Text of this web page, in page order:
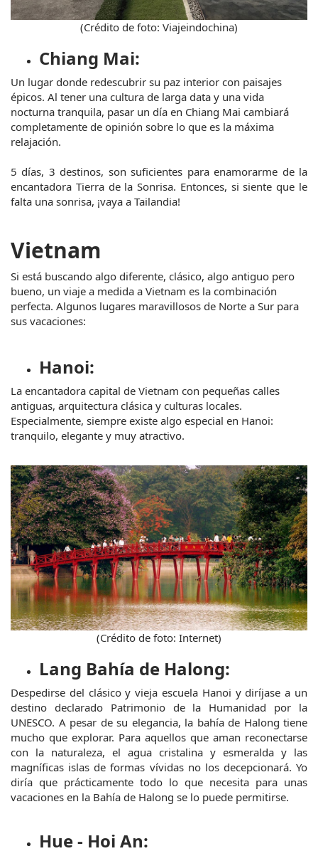
(Crédito de foto: Viajeindochina)
Chiang Mai:
Un lugar donde redescubrir su paz interior con paisajes
épicos. Al tener una cultura de larga data y una vida
nocturna tranquila, pasar un día en Chiang Mai cambiará
completamente de opinión sobre lo que es la máxima
relajación.
5 días, 3 destinos, son suficientes para enamorarme de la
encantadora Tierra de la Sonrisa. Entonces, si siente que le
falta una sonrisa, ¡vaya a Tailandia!
Vietnam
Si está buscando algo diferente, clásico, algo antiguo pero
bueno, un viaje a medida a Vietnam es la combinación
perfecta. Algunos lugares maravillosos de Norte a Sur para
sus vacaciones:
Hanoi:
La encantadora capital de Vietnam con pequeñas calles
antiguas, arquitectura clásica y culturas locales.
Especialmente, siempre existe algo especial en Hanoi:
tranquilo, elegante y muy atractivo.
(Crédito de foto: Internet)
Lang Bahía de Halong:
Despedirse del clásico y vieja escuela Hanoi y diríjase a un
destino declarado Patrimonio de la Humanidad por la
UNESCO. A pesar de su elegancia, la bahía de Halong tiene
mucho que explorar. Para aquellos que aman reconectarse
con la naturaleza, el agua cristalina y esmeralda y las
magníficas islas de formas vívidas no los decepcionará. Yo
diría que prácticamente todo lo que necesita para unas
vacaciones en la Bahía de Halong se lo puede permitirse.
Hue - Hoi An: